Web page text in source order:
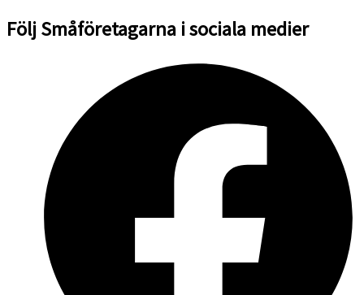
Följ Småföretagarna i sociala medier